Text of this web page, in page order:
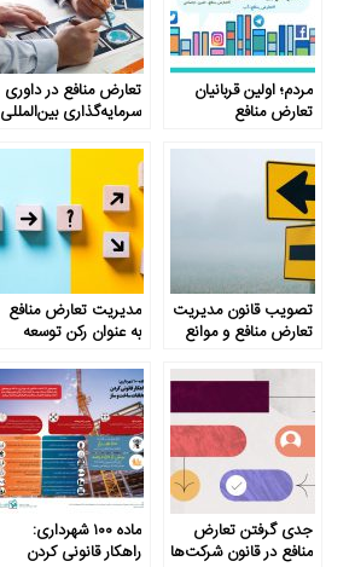
مردم؛ اولین قربانیان
تعارض منافع
تعارض منافع در داوری
سرمایه‌گذاری بین‌المللی
تصویب قانون مدیریت
تعارض منافع و موانع
مدیریت تعارض منافع
به عنوان رکن توسعه
جدی گرفتن تعارض
منافع در قانون شرکت‌ها
ماده ۱۰۰ شهرداری:
راهکار قانونی کردن